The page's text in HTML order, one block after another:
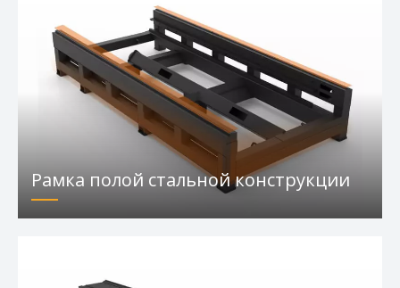
LF-EA Металлические изделия из
металла Функции лазерной резки